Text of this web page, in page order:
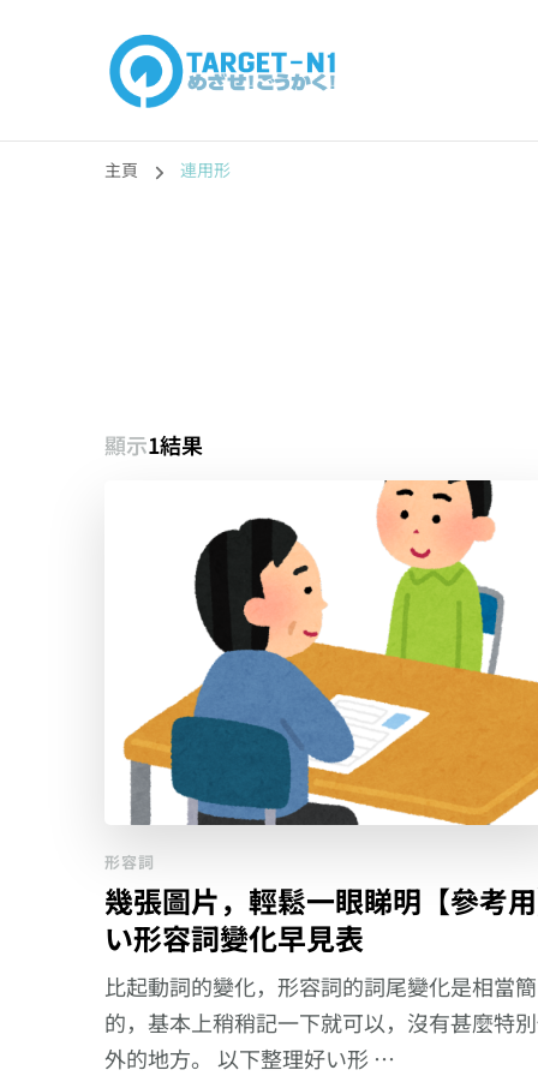
目標!!日本語能
主頁 連用形
顯示1結果
形容詞
幾張圖片，輕鬆一眼睇明【參考
い形容詞變化早見表
比起動詞的變化，形容詞的詞尾變化是相當
的，基本上稍稍記一下就可以，沒有甚麼特
外的地方。 以下整理好い形 …